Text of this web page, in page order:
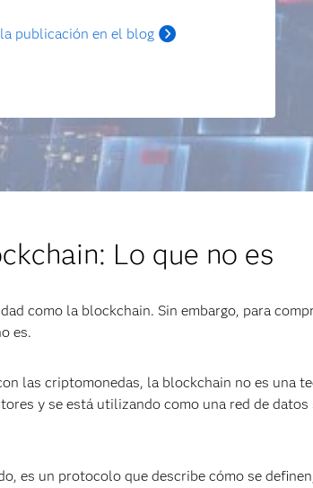
publicación en el blog
Lo que no es
como la blockchain. Sin embargo, para
es.
las criptomonedas, la blockchain no es una
y se está utilizando como una red de
es un protocolo que describe cómo se